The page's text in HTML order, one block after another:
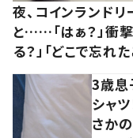
夜、コインランド
と……「はぁ？」衝撃
る？」「どこで忘れ
3歳息
シャ
さか